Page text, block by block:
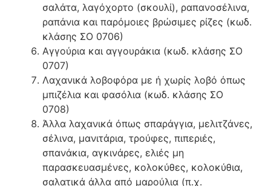
σαλάτα, λαγόχορτο (σκουλί), ραπανοσέλινα,
ραπάνια και παρόμοιες βρώσιμες ρίζες (κωδ.
κλάσης ΣΟ 0706)
Αγγούρια και αγγουράκια (κωδ. κλάσης ΣΟ
0707)
Λαχανικά λοβοφόρα με ή χωρίς λοβό όπως
μπιζέλια και φασόλια (κωδ. κλάσης ΣΟ
0708)
Άλλα λαχανικά όπως σπαράγγια, μελιτζάνες,
σέλινα, μανιτάρια, τρούφες, πιπεριές,
σπανάκια, αγκινάρες, ελιές μη
παρασκευασμένες, κολοκύθες, κολοκύθια,
σαλατικά άλλα από μαρούλια (π.χ.